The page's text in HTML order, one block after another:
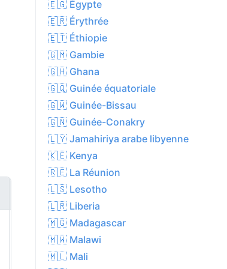
mar. 11. août
🇪🇬 Égypte
🇪🇷 Érythrée
🇪🇹 Éthiopie
🇬🇲 Gambie
🇬🇭 Ghana
🇬🇶 Guinée équatoriale
🇬🇼 Guinée-Bissau
🇬🇳 Guinée-Conakry
🇱🇾 Jamahiriya arabe libyenne
🇰🇪 Kenya
🇷🇪 La Réunion
🇱🇸 Lesotho
🇱🇷 Liberia
🇲🇬 Madagascar
🇲🇼 Malawi
🇲🇱 Mali